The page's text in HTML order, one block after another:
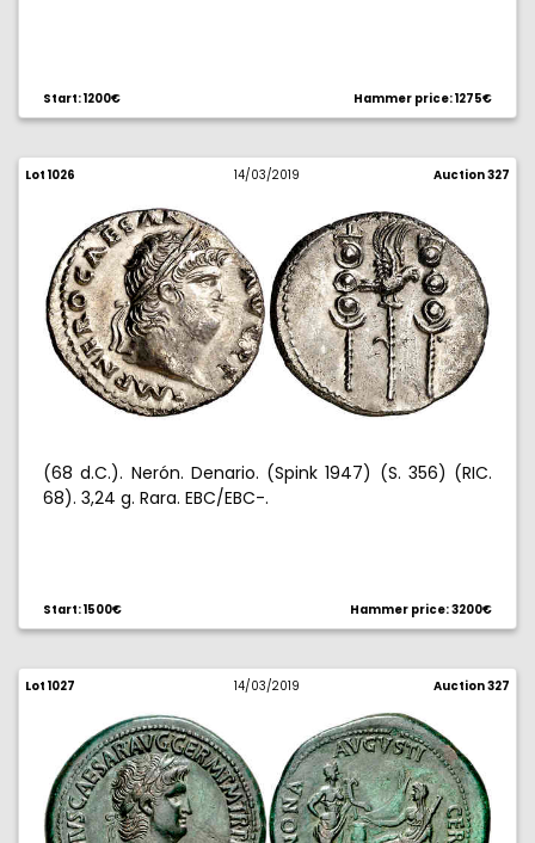
Start: 1200€ Hammer price: 1275€
Lot 1026 14/03/2019 Auction 327
(68 d.C.). Nerón. Denario. (Spink 1947) (S. 356) (RIC.
68). 3,24 g. Rara. EBC/EBC-.
Start: 1500€ Hammer price: 3200€
Lot 1027 14/03/2019 Auction 327